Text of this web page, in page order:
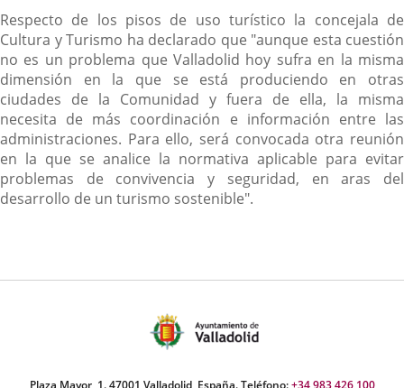
Respecto de los pisos de uso turístico la concejala de
Cultura y Turismo ha declarado que "aunque esta cuestión
no es un problema que Valladolid hoy sufra en la misma
dimensión en la que se está produciendo en otras
ciudades de la Comunidad y fuera de ella, la misma
necesita de más coordinación e información entre las
administraciones. Para ello, será convocada otra reunión
en la que se analice la normativa aplicable para evitar
problemas de convivencia y seguridad, en aras del
desarrollo de un turismo sostenible".
Plaza Mayor, 1. 47001 Valladolid, España. Teléfono:+34 983 426 100